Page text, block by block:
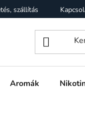
szállítás
Aromák